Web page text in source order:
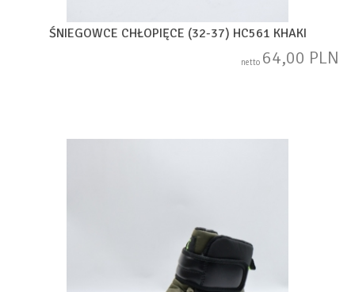
ŚNIEGOWCE CHŁOPIĘCE (32-37) HC561 KHAKI
netto 64,00 PLN